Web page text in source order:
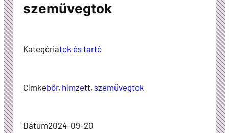
szemüvegtok
Kategóriatok és tartó
Címkebőr, hímzett, szemüvegtok
Dátum2024-09-20